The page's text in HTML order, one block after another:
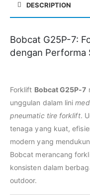
DESCRIPTION
Bobcat G25P-7:
dengan Performa
Forklift Bobcat G25P-7
unggulan dalam lini
pneumatic tire forklift.
tenaga yang kuat,
modern yang
Bobcat merancang
konsisten dalam
outdoor.